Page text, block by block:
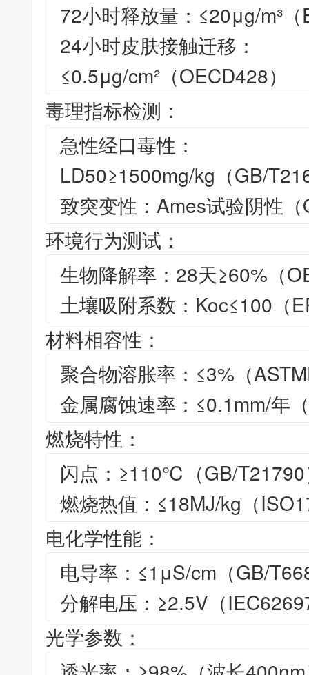
72小时释放量：≤20μg/m³
24小时皮肤接触迁移：
≤0.5μg/cm²（OECD428）
毒理指标检测：
急性经口毒性：
LD50≥1500mg/kg（GB/
致突变性：Ames试验阴性
环境行为测试：
生物降解率：28天≥60%（
土壤吸附系数：Koc≤100（
材料相容性：
聚合物溶胀率：≤3%（
金属腐蚀速率：≤0.1mm/年
燃烧特性：
闪点：≥110℃（GB/
燃烧热值：≤18MJ/kg（
电化学性能：
电导率：≤1μS/cm（GB/
分解电压：≥2.5V（
光学参数：